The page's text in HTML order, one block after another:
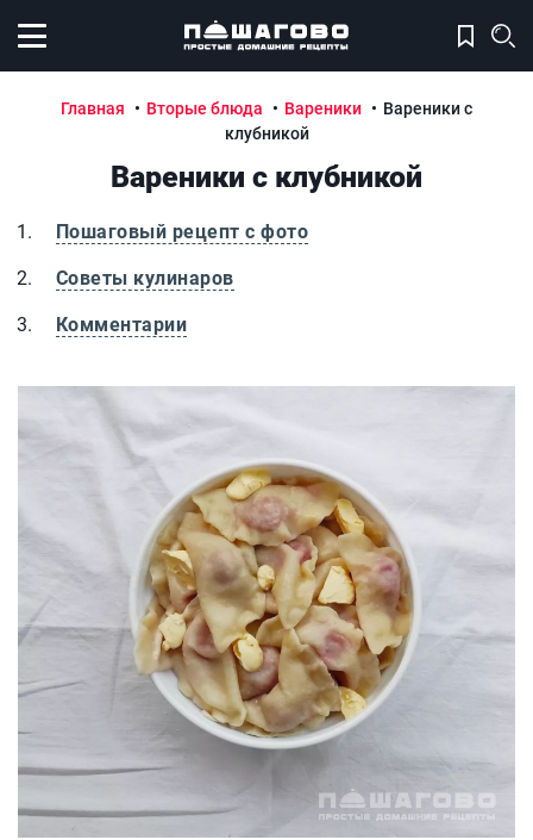
Открыть меню
Главная Вторые блюда Вареники
Вареники с
клубникой
Вареники с клубникой
Пошаговый рецепт с фото
Советы кулинаров
Комментарии
Вареники с клубникой